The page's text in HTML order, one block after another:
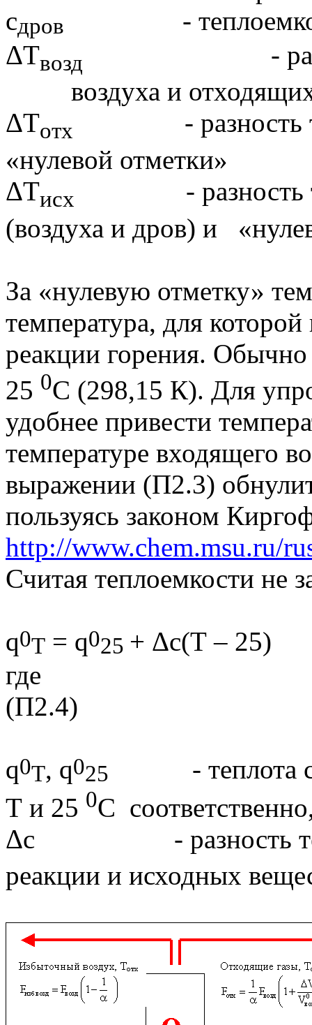
cдров
-
ΔТвозд
- разность
воздуха и
ΔТотх
- разность
«нулевой отметки»
ΔТисх
- разность
(воздуха и дров) и
За «нулевую отметку»
температура, для
реакции горения. Обычно
25 0С (298,15 К). Для
удобнее привести
температуре входящего
выражении (П2.3)
пользуясь законом
http://www.chem.msu.ru/
Считая теплоемкости не
q0T = q025 + Δc(T – 25)
(П2.4)
q0T, q025
- теплота
T и 25 0С
Δc - разность
реакции и исходных